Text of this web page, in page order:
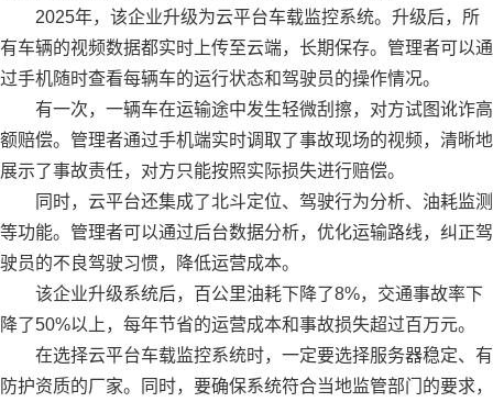
2025年，该企业升级为云平台车载监控系统。升级后，所
有车辆的视频数据都实时上传至云端，长期保存。管理者可以通
过手机随时查看每辆车的运行状态和驾驶员的操作情况。
有一次，一辆车在运输途中发生轻微刮擦，对方试图讹诈高
额赔偿。管理者通过手机端实时调取了事故现场的视频，清晰地
展示了事故责任，对方只能按照实际损失进行赔偿。
同时，云平台还集成了北斗定位、驾驶行为分析、油耗监测
等功能。管理者可以通过后台数据分析，优化运输路线，纠正驾
驶员的不良驾驶习惯，降低运营成本。
该企业升级系统后，百公里油耗下降了8%，交通事故率下
降了50%以上，每年节省的运营成本和事故损失超过百万元。
在选择云平台车载监控系统时，一定要选择服务器稳定、有
防护资质的厂家。同时，要确保系统符合当地监管部门的要求，